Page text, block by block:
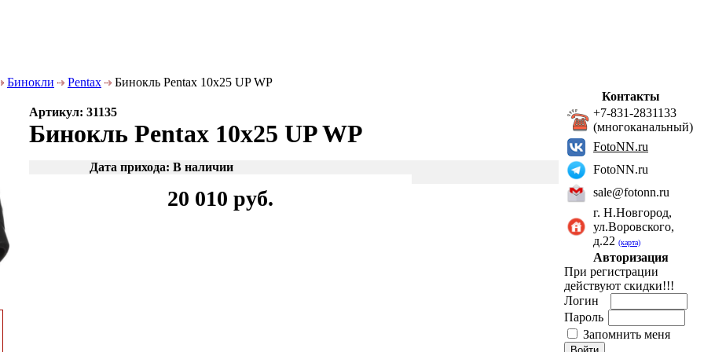
Бинокли Pentax Бинокль Pentax 10x25 UP WP
Артикул: 31135
Бинокль Pentax 10x25 UP WP
Дата прихода: В наличии
20 010 руб.
Контакты
+7-831-2831133
(многоканальный)
FotoNN.ru
FotoNN.ru
sale@fotonn.ru
г. Н.Новгород,
ул.Воровского,
д.22 (карта)
Авторизация
При регистрации
действуют скидки!!!
Логин
Пароль
Запомнить меня